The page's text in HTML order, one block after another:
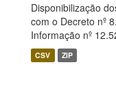
Disponibilização
com o Decreto nº
Informação nº
CSV ZIP